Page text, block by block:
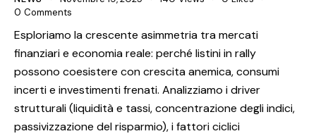
0 Comments
Esploriamo la crescente asimmetria tra mercati
finanziari e economia reale: perché listini in rally
possono coesistere con crescita anemica, consumi
incerti e investimenti frenati. Analizziamo i driver
strutturali (liquidità e tassi, concentrazione degli indici,
passivizzazione del risparmio), i fattori ciclici